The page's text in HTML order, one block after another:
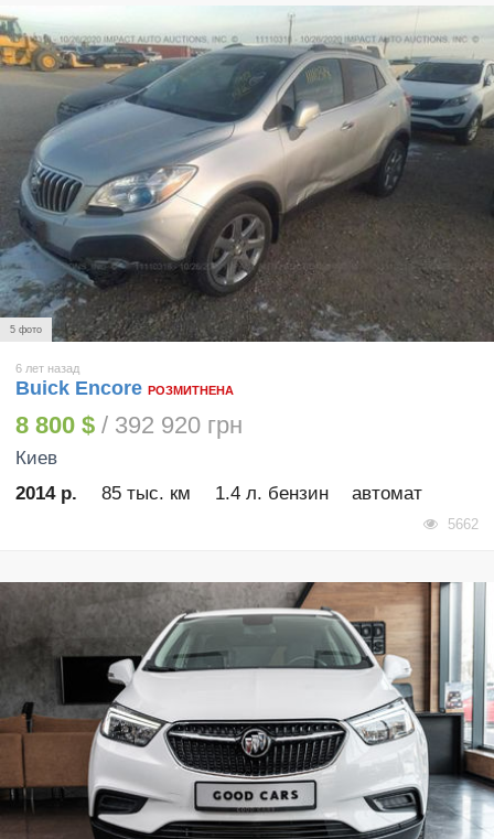
5 фото
6 лет назад
Buick Encore РОЗМИТНЕНА
8 800 $ / 392 920 грн
Киев
2014 р.
85 тыс. км 1.4 л. бензин автомат
5662